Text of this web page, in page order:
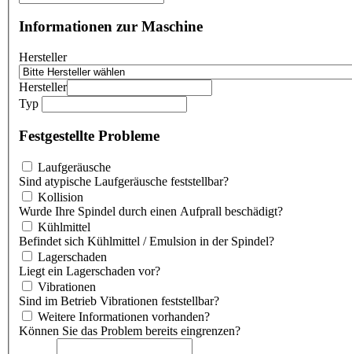
Informationen zur Maschine
Hersteller
Hersteller
Typ
Festgestellte Probleme
Laufgeräusche
Sind atypische Laufgeräusche feststellbar?
Kollision
Wurde Ihre Spindel durch einen Aufprall beschädigt?
Kühlmittel
Befindet sich Kühlmittel / Emulsion in der Spindel?
Lagerschaden
Liegt ein Lagerschaden vor?
Vibrationen
Sind im Betrieb Vibrationen feststellbar?
Weitere Informationen vorhanden?
Können Sie das Problem bereits eingrenzen?